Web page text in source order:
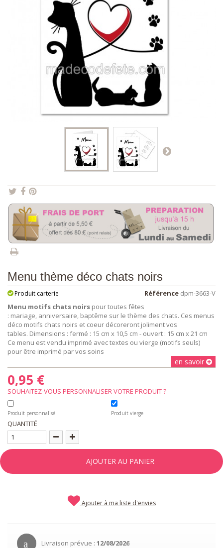
Menu thème déco chats noirs
Référence dpm-3663-V
Produit carterie
Menu motifs chats noirs pour toutes fêtes
: mariage, anniversaire, baptême sur le thème des chats. Ces menus
déco motifs chats noirs et coeur décoreront joliment vos
tables. Dimensions : fermé : 15 cm x 10,5 cm - ouvert : 15 cm x 21 cm
Ce menu est vendu imprimé avec textes ou vierge (motifs seuls)
pour être imprimé par vos soins
en savoir
0,95 €
Produit personnalisé Produit vierge
QUANTITÉ
AJOUTER AU PANIER
Ajouter à ma liste d'envies
Livraison prévue : 12/08/2026